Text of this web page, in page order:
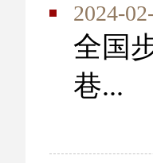
2024-
全国
巷...